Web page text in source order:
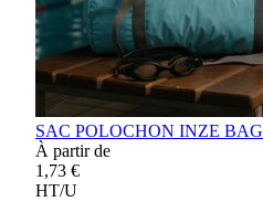
SAC POLOCHON INZE BAG
À partir de
1,73 €
HT/U